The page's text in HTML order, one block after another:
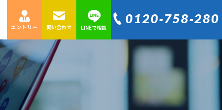
エントリー 問い合わせ LINEで相談
0120‐758‐280